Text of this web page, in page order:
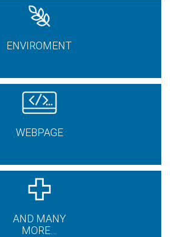
ENVIROMENT
WEBPAGE
AND MANY
MORE…